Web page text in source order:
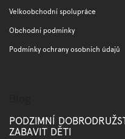
Velkoobchodní spolupráce
Obchodní podmínky
Podmínky ochrany osobních údajů
PODZIMNÍ
ZABAVIT DĚTI